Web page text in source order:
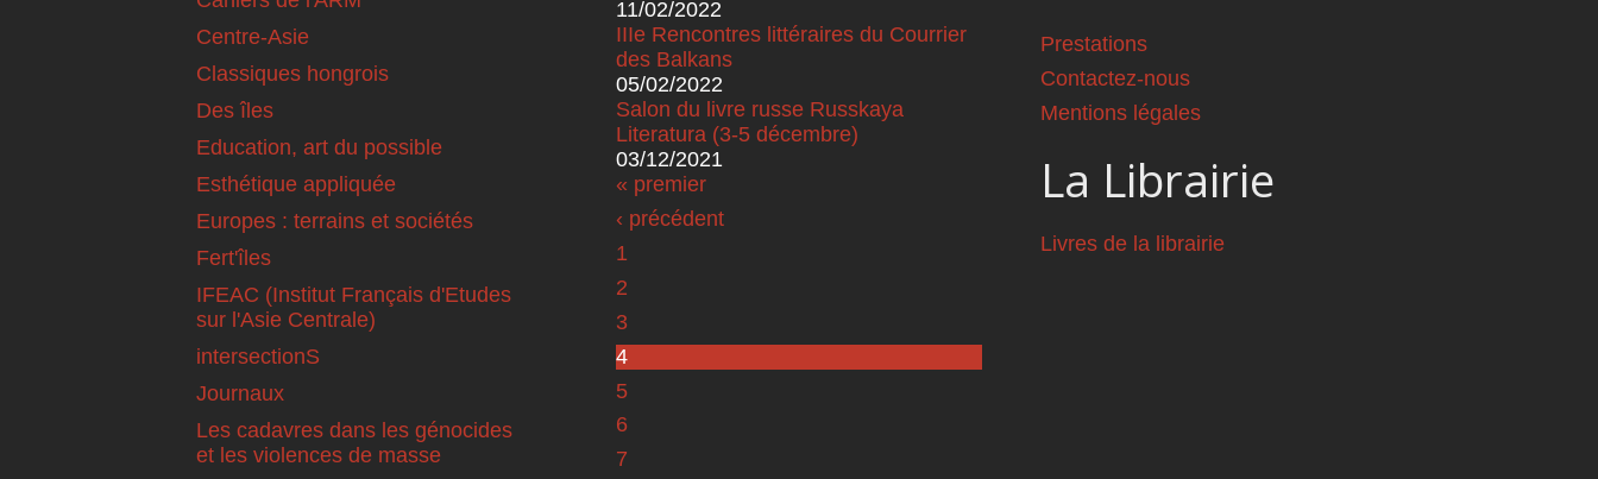
Centre-Asie
Classiques hongrois
Des îles
Education, art du possible
Esthétique appliquée
Europes : terrains et sociétés
Fert'îles
IFEAC (Institut Français d'Etudes
sur l'Asie Centrale)
intersectionS
Journaux
Les cadavres dans les génocides
et les violences de masse
11/02/2022
IIIe Rencontres littéraires du Courrier
des Balkans
05/02/2022
Salon du livre russe Russkaya
Literatura (3-5 décembre)
03/12/2021
Pages
« premier
‹ précédent
1
2
3
4
5
6
7
Prestations
Contactez-nous
Mentions légales
La Librairie
Livres de la librairie